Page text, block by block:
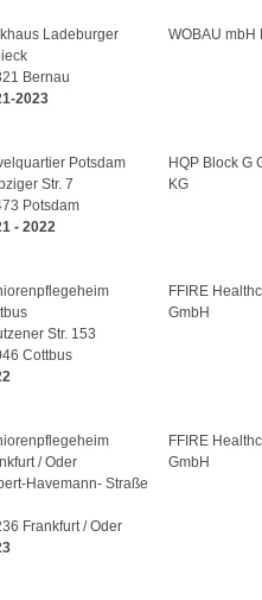
Ladeburger
Bernau
2023
WOBAU mbH
Potsdam
Str. 7
Potsdam
- 2022
HQP Block G
KG
Str. 153
Cottbus
FFIRE
GmbH
/ Oder
Havemann- Straße
Frankfurt / Oder
FFIRE
GmbH